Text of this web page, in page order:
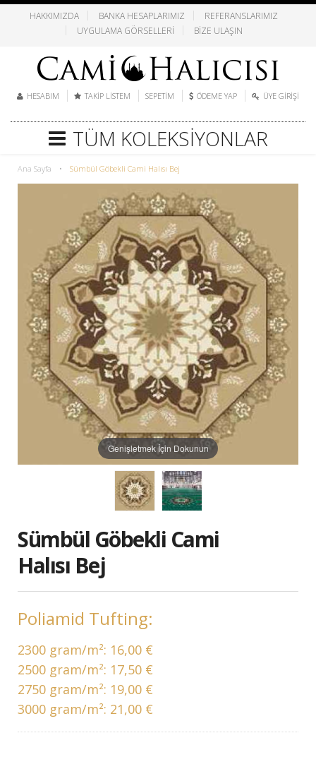
HAKKIMIZDA BANKA HESAPLARIMIZ
REFERANSLARIMIZ
UYGULAMA GÖRSELLERI
BIZE ULAŞIN
HESABIM TAKIP LISTEM SEPETIM ÖDEME YAP ÜYE GIRIŞI
TÜM KOLEKSIYONLAR
Ana Sayfa • Sümbül Göbekli Cami Halısı Bej
Genişletmek İçin Dokunun
Sümbül Göbekli Cami
Halısı Bej
Poliamid Tufting:
2300 gram/m²: 16,00 €
2500 gram/m²: 17,50 €
2750 gram/m²: 19,00 €
3000 gram/m²: 21,00 €